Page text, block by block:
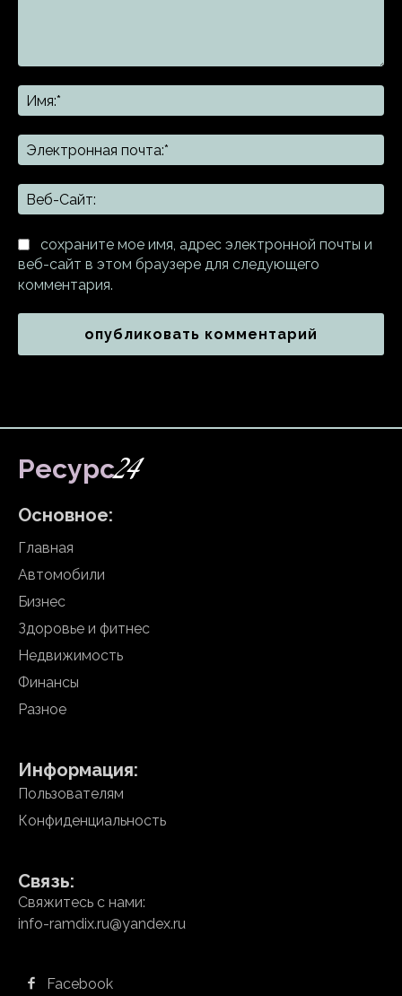
сохраните мое имя, адрес электронной почты и
веб-сайт в этом браузере для следующего
комментария.
Ресурс24
Основное:
Главная
Автомобили
Бизнес
Здоровье и фитнес
Недвижимость
Финансы
Разное
Информация:
Пользователям
Конфиденциальность
Связь:
Свяжитесь с нами:
info-ramdix.ru@yandex.ru
Facebook